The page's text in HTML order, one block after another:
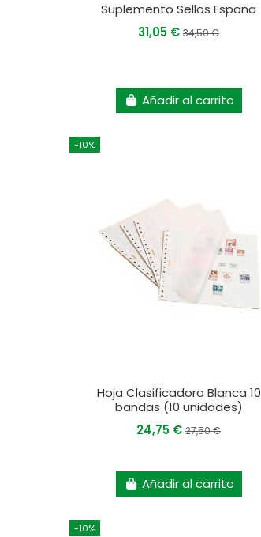
Suplemento Sellos España
31,05 €34,50 €
Añadir al carrito
-10%
Hoja Clasificadora Blanca 10
bandas (10 unidades)
24,75 €27,50 €
Añadir al carrito
-10%